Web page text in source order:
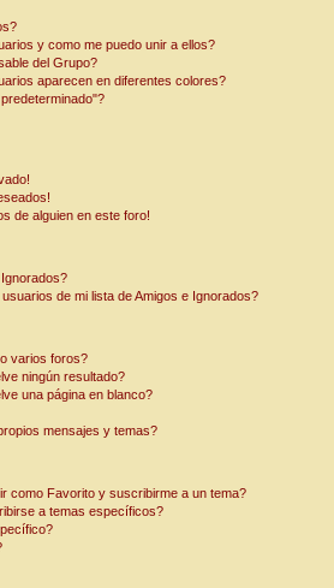
y como me puedo unir a ellos?
del Grupo?
aparecen en diferentes colores?
de alguien en este foro!
de mi lista de Amigos e Ignorados?
varios foros?
ningún resultado?
una página en blanco?
mensajes y temas?
como Favorito y suscribirme a un tema?
a temas específicos?